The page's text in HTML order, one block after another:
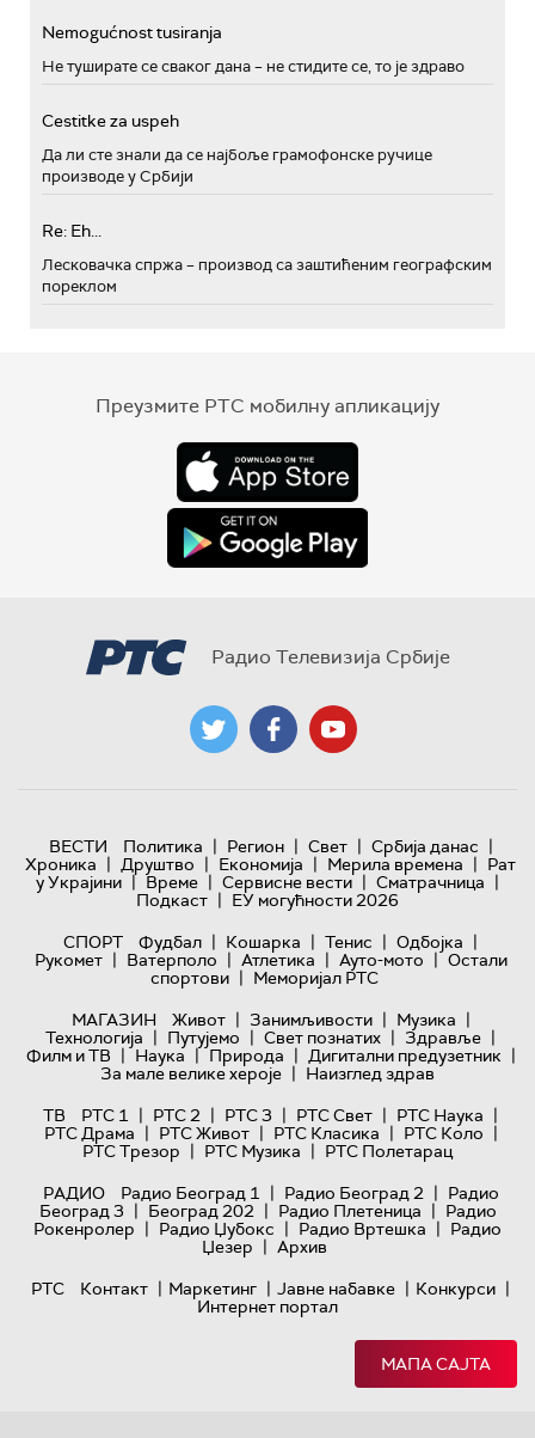
Nemogućnost tusiranja
Не туширате се сваког дана – не стидите се, то је здраво
Cestitke za uspeh
Да ли сте знали да се најбоље грамофонске ручице
производе у Србији
Re: Eh...
Лесковачка спржа – производ са заштићеним географским
пореклом
Преузмите РТС мобилну апликацију
Радио Телевизија Србије
ВЕСТИ Политика | Регион | Свет | Србија данас |
Хроника | Друштво | Економија | Мерила времена | Рат
у Украјини | Време | Сервисне вести | Сматрачница |
Подкаст | ЕУ могућности 2026
СПОРТ
Фудбал | Кошарка | Тенис | Одбојка |
Рукомет | Ватерполо | Атлетика | Ауто-мото | Остали
спортови | Меморијал РТС
МАГАЗИН
Живот | Занимљивости | Музика |
Технологијa | Путујемо | Свет познатих | Здравље |
Филм и ТВ | Наука | Природа | Дигитални предузетник |
За мале велике хероје | Наизглед здрав
ТВ
РТС 1 | РТС 2 | РТС 3 | РТС Свет | РТС Наука |
РТС Драма | РТС Живот | РТС Класика | РТС Коло |
РТС Трезор | РТС Музика | РТС Полетарац
РАДИО
Радио Београд 1 | Радио Београд 2 | Радио
Београд 3 | Београд 202 | Радио Плетеница | Радио
Рокенролер | Радио Џубокс | Радио Вртешка | Радио
Џезер | Архив
РТС
Контакт | Маркетинг | Јавне набавке | Конкурси |
Интернет портал
МАПА САЈТА